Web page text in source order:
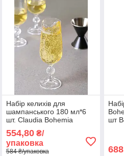
Набір келихів для
шампанського 180 мл*6
шт. Claudia Bohemia
b40149/180
554,80₴/
упаковка
584 ₴/упаковка
шт